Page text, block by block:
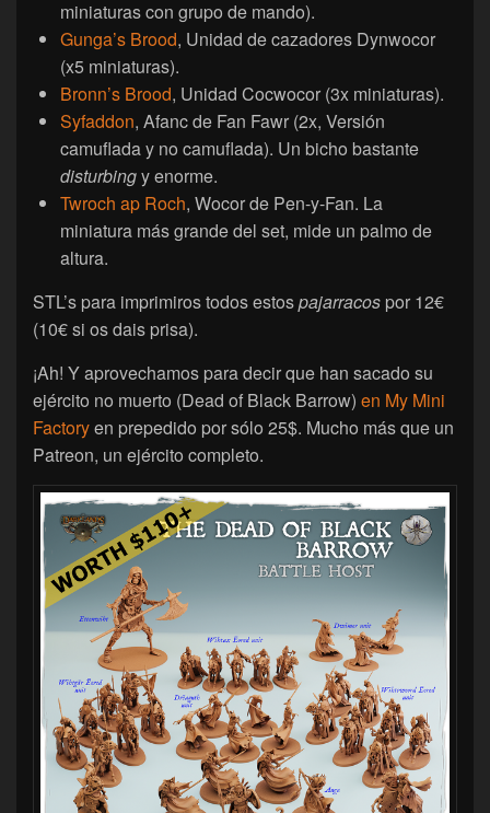
miniaturas con grupo de mando).
Gunga’s Brood, Unidad de cazadores Dynwocor
(x5 miniaturas).
Bronn’s Brood, Unidad Cocwocor (3x miniaturas).
Syfaddon, Afanc de Fan Fawr (2x, Versión
camuflada y no camuflada). Un bicho bastante
disturbingy enorme.
Twroch ap Roch, Wocor de Pen-y-Fan. La
miniatura más grande del set, mide un palmo de
altura.
STL’s para imprimiros todos estospajarracos por 12€
(10€ si os dais prisa).
¡Ah! Y aprovechamos para decir que han sacado su
ejército no muerto (Dead of Black Barrow) en My Mini
Factoryen prepedido por sólo 25$. Mucho más que un
Patreon, un ejército completo.